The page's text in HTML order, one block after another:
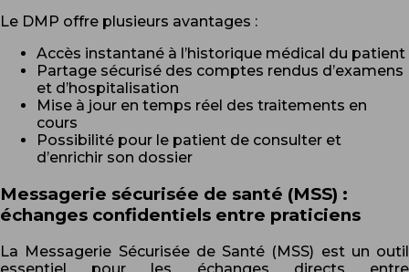
Le DMP offre plusieurs avantages :
Accès instantané à l’historique médical du patient
Partage sécurisé des comptes rendus d’examens
et d’hospitalisation
Mise à jour en temps réel des traitements en
cours
Possibilité pour le patient de consulter et
d’enrichir son dossier
Messagerie sécurisée de santé (MSS) :
échanges confidentiels entre praticiens
La Messagerie Sécurisée de Santé (MSS) est un outil
essentiel pour les échanges directs entre